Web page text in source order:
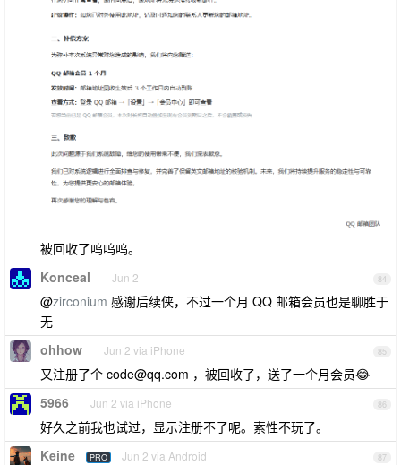
被回收了呜呜呜。
84
Konceal Jun 2
@zirconium 感谢后续侠，不过一个月 QQ 邮箱会员也是聊胜于
无
85
ohhow Jun 2 via iPhone
又注册了个 code@qq.com ，被回收了，送了一个月会员😂
86
5966 Jun 2 via iPhone
好久之前我也试过，显示注册不了呢。索性不玩了。
87
Keine PRO Jun 2 via Android